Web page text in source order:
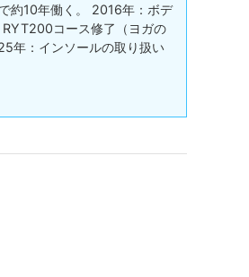
約10年働く。 2016年：ボデ
コース修了（ヨガの
年：インソールの取り扱い